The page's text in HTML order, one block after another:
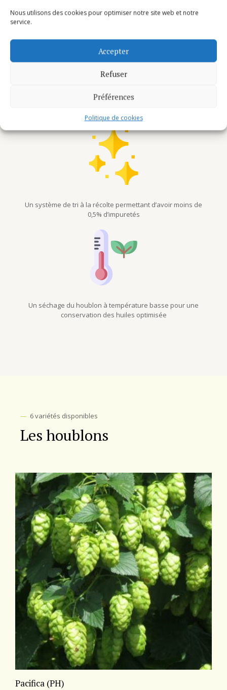
Nous utilisons des cookies pour optimiser notre site web et notre
service.
Accepter
Refuser
Préférences
Politique de cookies
récolte afin de « nettoyer » les pieds de houblon,
chimiques généralement utilisés pour cette étape
Un système de tri à la récolte permettant d’avoir moins de
0,5% d’impuretés
Un séchage du houblon à température basse pour une
conservation des huiles optimisée
— 6 variétés disponibles
Les houblons
Pacifica (PH)